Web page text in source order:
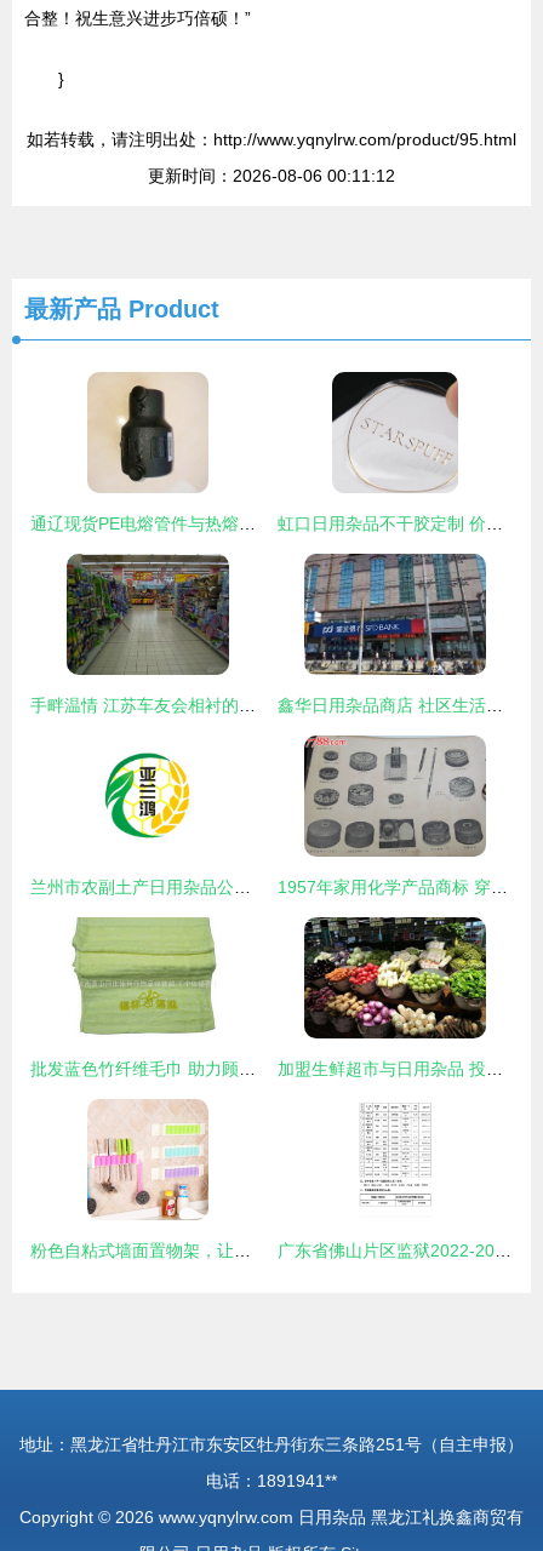
合整！祝生意兴进步巧倍硕！”
}
如若转载，请注明出处：http://www.yqnylrw.com/product/95.html
更新时间：2026-08-06 00:11:12
最新产品 Product
地址：黑龙江省牡丹江市东安区牡丹街东三条路251号（自主申报）
电话：1891941**
Copyright © 2026 www.yqnylrw.com 日用杂品 黑龙江礼换鑫商贸有